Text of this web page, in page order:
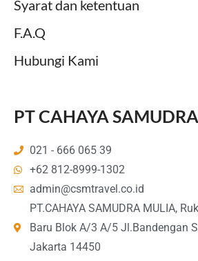
Syarat dan ketentuan
F.A.Q
Hubungi Kami
PT CAHAYA
021 - 666 065 39
+62 812-8999-1302
admin@csmtravel.co.id
PT.CAHAYA SAMUDRA MULIA,
Baru Blok A/3 A/5 Jl.Bandengan
Jakarta 14450